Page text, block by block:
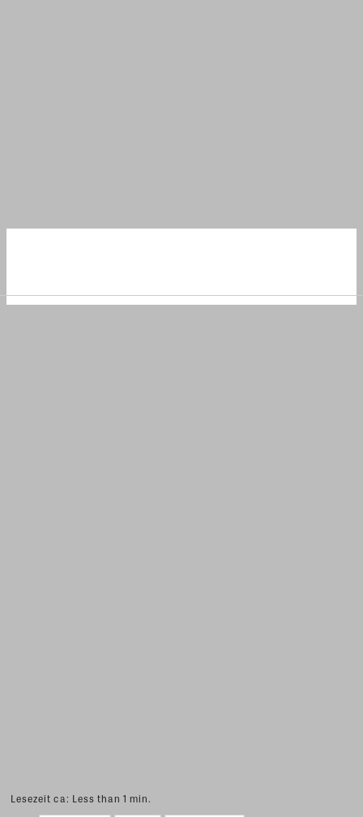
Lesezeit ca: Less than 1 min.